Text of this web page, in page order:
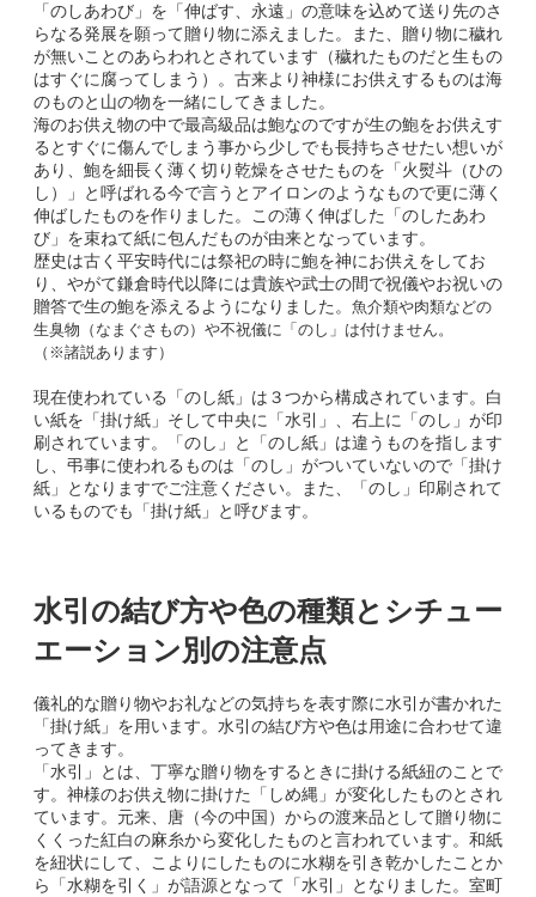
「のしあわび」を「伸ばす、永遠」の意味を込めて送り先のさ
らなる発展を願って贈り物に添えました。また、贈り物に穢れ
が無いことのあらわれとされています（穢れたものだと生もの
はすぐに腐ってしまう）。古来より神様にお供えするものは海
のものと山の物を一緒にしてきました。
海のお供え物の中で最高級品は鮑なのですが生の鮑をお供えす
るとすぐに傷んでしまう事から少しでも長持ちさせたい想いが
あり、鮑を細長く薄く切り乾燥をさせたものを「火熨斗（ひの
し）」と呼ばれる今で言うとアイロンのようなもので更に薄く
伸ばしたものを作りました。この薄く伸ばした「のしたあわ
び」を束ねて紙に包んだものが由来となっています。
歴史は古く平安時代には祭祀の時に鮑を神にお供えをしてお
り、やがて鎌倉時代以降には貴族や武士の間で祝儀やお祝いの
贈答で生の鮑を添えるようになりました。 魚介類や肉類などの
生臭物（なまぐさもの）や不祝儀に「のし」は付けません。
（※諸説あります）
現在使われている「のし紙」は３つから構成されています。白
い紙を「掛け紙」そして中央に「水引」、右上に「のし」が印
刷されています。「のし」と「のし紙」は違うものを指します
し、弔事に使われるものは「のし」がついていないので「掛け
紙」となりますでご注意ください。また、「のし」印刷されて
いるものでも「掛け紙」と呼びます。
水引の結び方や色の種類とシチュー
エーション別の注意点
儀礼的な贈り物やお礼などの気持ちを表す際に水引が書かれた
「掛け紙」を用います。水引の結び方や色は用途に合わせて違
ってきます。
「水引」とは、丁寧な贈り物をするときに掛ける紙紐のことで
す。神様のお供え物に掛けた「しめ縄」が変化したものとされ
ています。元来、唐（今の中国）からの渡来品として贈り物に
くくった紅白の麻糸から変化したものと言われています。和紙
を紐状にして、こよりにしたものに水糊を引き乾かしたことか
ら「水糊を引く」が語源となって「水引」となりました。室町